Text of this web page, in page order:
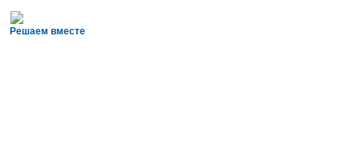
Решаем вместе